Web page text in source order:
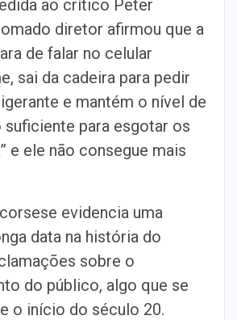
ao crítico Peter
diretor afirmou que a
de falar no celular
sai da cadeira para pedir
e mantém o nível de
suficiente para esgotar os
e ele não consegue mais
evidencia uma
data na história do
sobre o
do público, algo que se
o início do século 20.